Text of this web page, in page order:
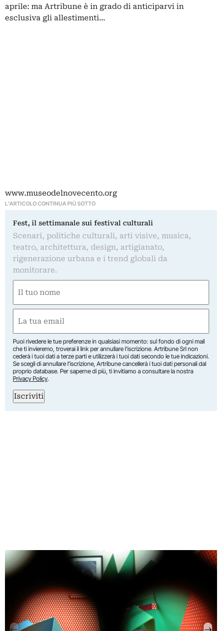
aprile: ma Artribune è in grado di anticiparvi in
esclusiva gli allestimenti…
www.museodelnovecento.org
L'ARTICOLO CONTINUA PIÙ SOTTO
Fest, il settimanale sui festival culturali
Scenari, politiche culturali, arti visive, musica,
teatro, architettura, design, artigianato,
rigenerazione urbana e i trend globali da
monitorare.
(Required)
First
(Required)
Puoi rivedere le tue preferenze in qualsiasi momento: sul fondo di ogni mail
che ti invieremo, troverai il link per annullare l’iscrizione. Artribune Srl non
cederà i tuoi dati a terze parti e utilizzerà i tuoi dati secondo le tue indicazioni.
Se scegli di annullare l’iscrizione, Artribune cancellerà i tuoi dati personali dal
proprio database. Per saperne di più, ti invitiamo a consultare la nostra
Privacy Policy.
Iscriviti